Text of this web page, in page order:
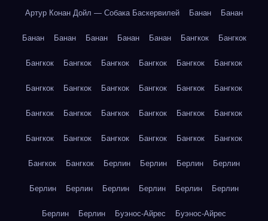
Артур Конан Дойл — Собака Баскервилей Банан Банан
Банан Банан Банан Банан Банан Бангкок Бангкок
Бангкок Бангкок Бангкок Бангкок Бангкок Бангкок
Бангкок Бангкок Бангкок Бангкок Бангкок Бангкок
Бангкок Бангкок Бангкок Бангкок Бангкок Бангкок
Бангкок Бангкок Бангкок Бангкок Бангкок Бангкок
Бангкок Бангкок Берлин Берлин Берлин Берлин
Берлин Берлин Берлин Берлин Берлин Берлин
Берлин Берлин Буэнос-Айрес Буэнос-Айрес